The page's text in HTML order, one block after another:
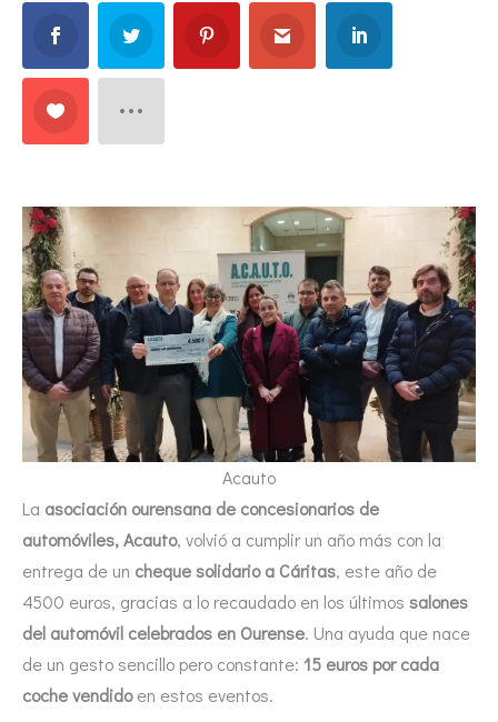
Acauto
La asociación ourensana de concesionarios de
automóviles, Acauto, volvió a cumplir un año más con la
entrega de un cheque solidario a Cáritas, este año de
4500 euros, gracias a lo recaudado en los últimos salones
del automóvil celebrados en Ourense. Una ayuda que nace
de un gesto sencillo pero constante: 15 euros por cada
coche vendidoen estos eventos.